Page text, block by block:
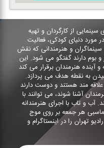
سینمایی از كارگردان و تهیه
مورد دنیای كودكی، فعالیت
و هنرمندانی كه نقش
بوم دارند گفتگو می شود. این
آینده هنرمندان برقرار می كند
به نقطه هدف می پردازد.
مند هستند و دوست دارند
آشنا شوند، می توانند با
آب و تاب با اجرای هنرمندانه
هر جمعه بر روی موج
رادیو تهران را در اینستاگرام و